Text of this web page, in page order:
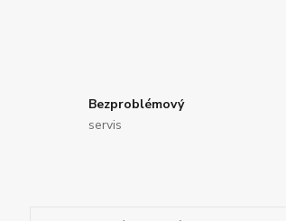
Bezproblémový
servis